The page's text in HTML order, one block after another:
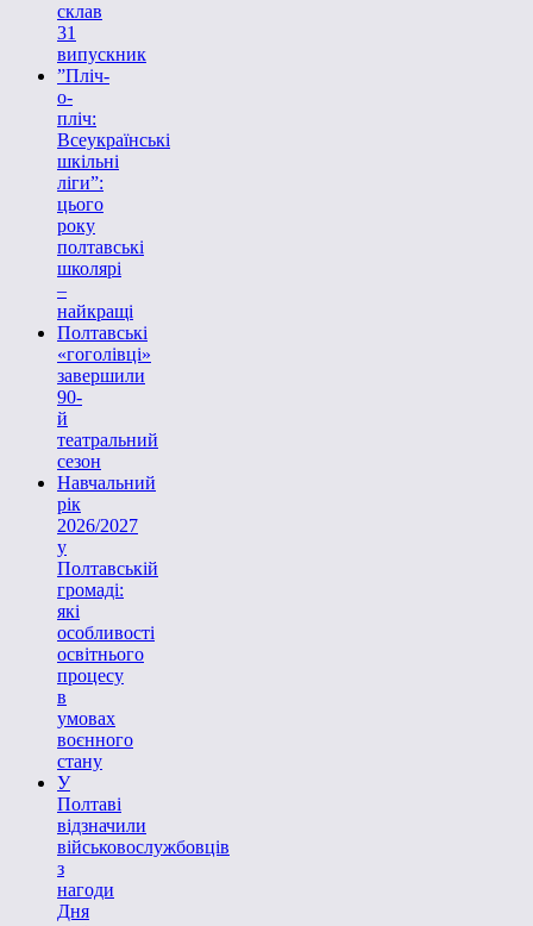
склав
31
випускник
”Пліч-
о-
пліч:
Всеукраїнські
шкільні
ліги”:
цього
року
полтавські
школярі
–
найкращі
Полтавські
«гоголівці»
завершили
90-
й
театральний
сезон
Навчальний
рік
2026/2027
у
Полтавській
громаді:
які
особливості
освітнього
процесу
в
умовах
воєнного
стану
У
Полтаві
відзначили
військовослужбовців
з
нагоди
Дня